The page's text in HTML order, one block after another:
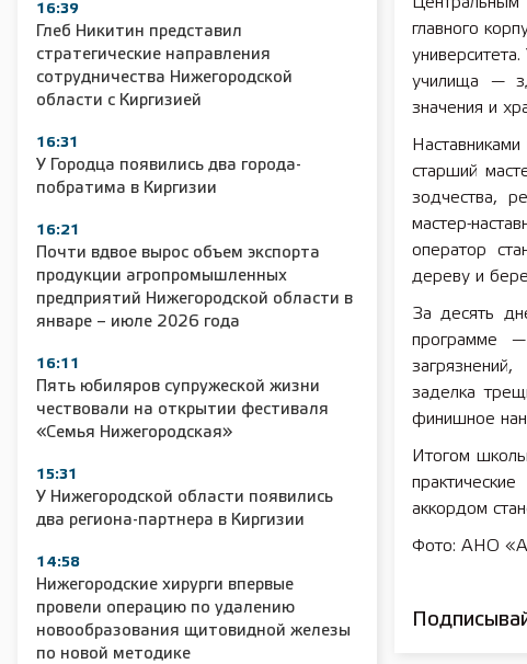
16:39
Глеб Никитин представил
стратегические направления
сотрудничества Нижегородской
области с Киргизией
16:31
У Городца появились два города-
побратима в Киргизии
16:21
Почти вдвое вырос объем экспорта
продукции агропромышленных
предприятий Нижегородской области в
январе – июле 2026 года
16:11
Пять юбиляров супружеской жизни
чествовали на открытии фестиваля
«Семья Нижегородская»
15:31
У Нижегородской области появились
два региона-партнера в Киргизии
14:58
Нижегородские хирурги впервые
провели операцию по удалению
новообразования щитовидной железы
по новой методике
главного
училища —
значения и
старший
зодчества,
мастер-
оператор
дереву и
За десять
программе
заделка
финишное
Итогом
аккордом
Фото: АНО
2025 11 01 Сельское хозяйство 2025 2025 11 01 55